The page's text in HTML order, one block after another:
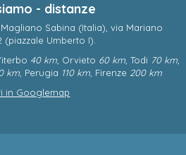
- distanze
Magliano Sabina (Italia),via Mariano
(piazzale Umberto I).
40 km, Orvieto 60 km, Todi 70 km,
km, Perugia 110 km, Firenze 200 km
in Googlemap